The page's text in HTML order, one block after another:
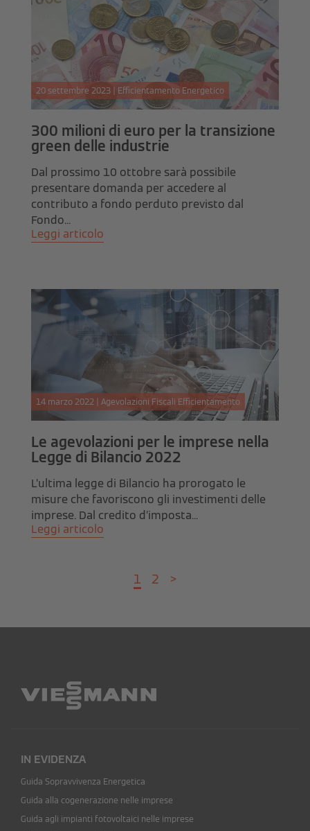
20 settembre 2023 | Efficientamento Energetico
300 milioni di euro per la transizione
green delle industrie
Dal prossimo 10 ottobre sarà possibile
presentare domanda per accedere al
contributo a fondo perduto previsto dal
Fondo...
Leggi articolo
14 marzo 2022 | Agevolazioni Fiscali Efficientamento
Le agevolazioni per le imprese nella
Legge di Bilancio 2022
L’ultima legge di Bilancio ha prorogato le
misure che favoriscono gli investimenti delle
imprese. Dal credito d’imposta...
Leggi articolo
1 2 >
IN EVIDENZA
Guida Sopravvivenza Energetica
Guida alla cogenerazione nelle imprese
Guida agli impianti fotovoltaici nelle imprese